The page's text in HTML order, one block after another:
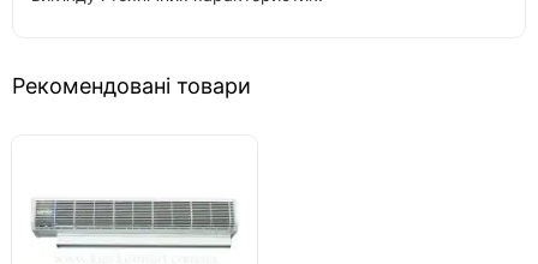
Рекомендовані товари